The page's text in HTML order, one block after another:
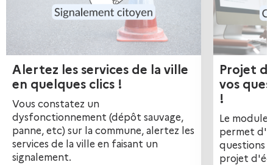
e
Alertez les services de la ville
en quelques clics !
Vous constatez un
dysfonctionnement (dépôt sauvage,
panne, etc) sur la commune, alertez les
services de la ville en faisant un
signalement.
Projet d'éco-quartier : posez
vos
!
Le module
permet
questions
projet